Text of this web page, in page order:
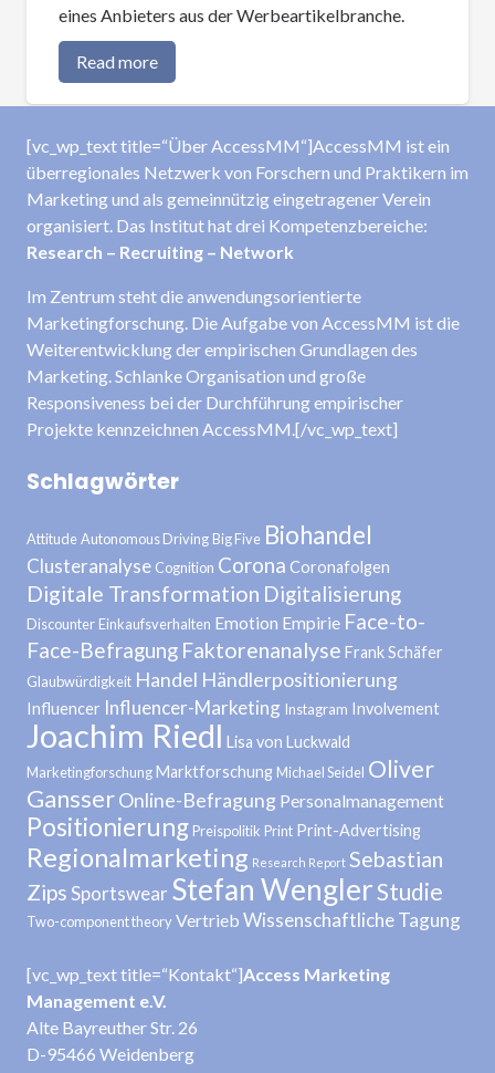
eines Anbieters aus der Werbeartikelbranche.
Read more
[vc_wp_text title=“Über AccessMM“]AccessMM ist ein
überregionales Netzwerk von Forschern und Praktikern im
Marketing und als gemeinnützig eingetragener Verein
organisiert. Das Institut hat drei Kompetenzbereiche:
Research – Recruiting – Network
Im Zentrum steht die anwendungsorientierte
Marketingforschung. Die Aufgabe von AccessMM ist die
Weiterentwicklung der empirischen Grundlagen des
Marketing. Schlanke Organisation und große
Responsiveness bei der Durchführung empirischer
Projekte kennzeichnen AccessMM.[/vc_wp_text]
Schlagwörter
AttitudeAutonomous Driving Big Five Biohandel
Clusteranalyse Cognition Corona Coronafolgen
Digitale Transformation Digitalisierung
Discounter Einkaufsverhalten Emotion Empirie Face-to-
Face-Befragung Faktorenanalyse Frank Schäfer
Glaubwürdigkeit Handel Händlerpositionierung
Influencer Influencer-Marketing Instagram Involvement
Joachim Riedl Lisa von Luckwald
MarketingforschungMarktforschung Michael Seidel Oliver
GansserOnline-Befragung Personalmanagement
Positionierung Preispolitik Print Print-Advertising
Regionalmarketing Research Report Sebastian
ZipsSportswear Stefan WenglerStudie
Two-component theory Vertrieb Wissenschaftliche Tagung
[vc_wp_text title=“Kontakt“]Access Marketing
Management e.V.
Alte Bayreuther Str. 26
D-95466 Weidenberg